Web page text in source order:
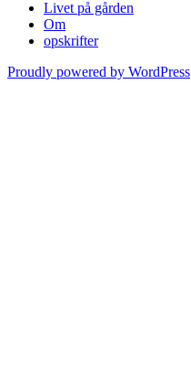
Livet på gården
Om
opskrifter
Proudly powered by WordPress